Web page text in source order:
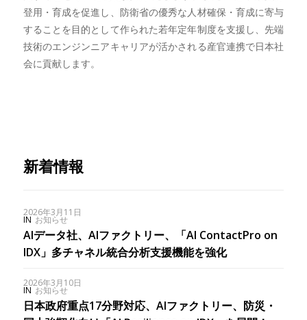
登用・育成を促進し、防衛省の優秀な人材確保・育成に寄与
することを目的として作られた若年定年制度を支援し、先端
技術のエンジンニアキャリアが活かされる産官連携で日本社
会に貢献します。
新着情報
2026年3月11日
IN お知らせ
AIデータ社、AIファクトリー、「AI ContactPro on
IDX」多チャネル統合分析支援機能を強化
2026年3月10日
IN お知らせ
日本政府重点17分野対応、AIファクトリー、防災・